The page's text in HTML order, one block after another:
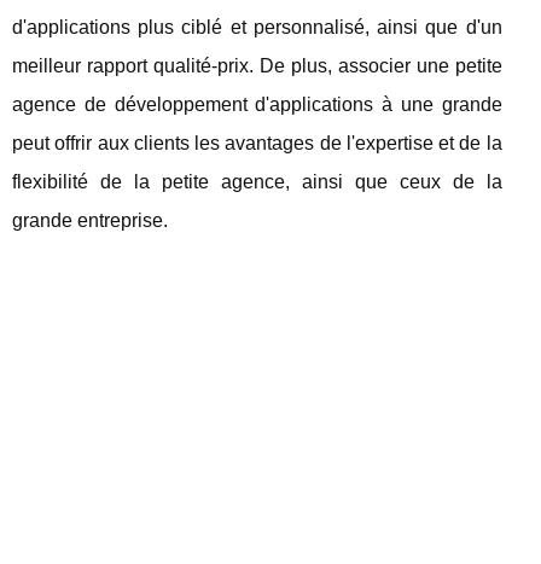
d'applications plus ciblé et personnalisé, ainsi que d'un
meilleur rapport qualité-prix. De plus, associer une petite
agence de développement d'applications à une grande
peut offrir aux clients les avantages de l'expertise et de la
flexibilité de la petite agence, ainsi que ceux de la
grande entreprise.